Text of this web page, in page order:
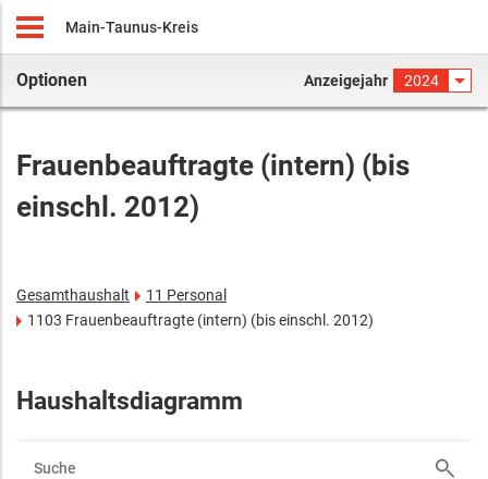
Main-Taunus-Kreis
Optionen Anzeigejahr 2024
Frauenbeauftragte (intern) (bis
einschl. 2012)
Gesamthaushalt
11 Personal
1103 Frauenbeauftragte (intern) (bis einschl. 2012)
Haushaltsdiagramm